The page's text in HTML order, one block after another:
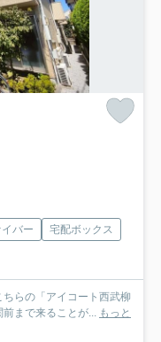
バー
宅配ボックス
らの「アイコート西武柳
まで来ることが... もっと